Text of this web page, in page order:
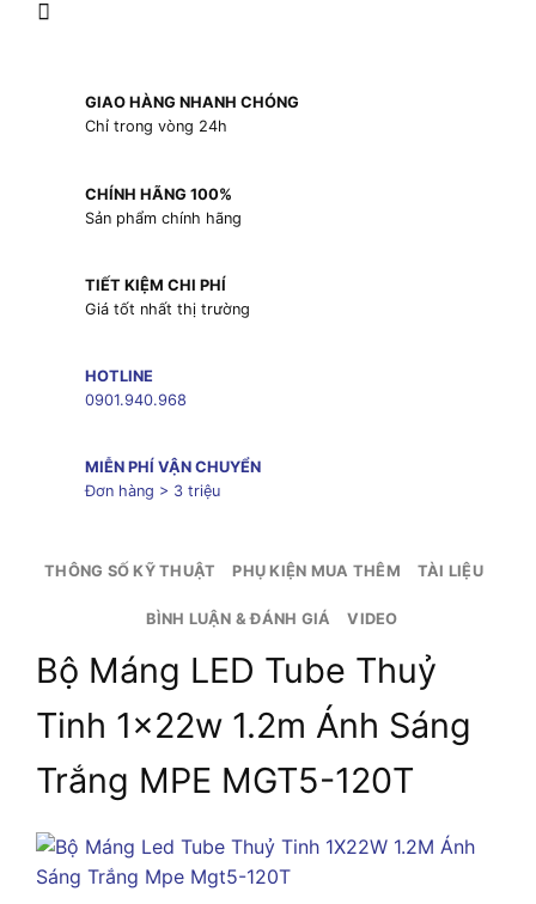
GIAO HÀNG NHANH CHÓNG
Chỉ trong vòng 24h
CHÍNH HÃNG 100%
Sản phẩm chính hãng
TIẾT KIỆM CHI PHÍ
Giá tốt nhất thị trường
HOTLINE
0901.940.968
MIỄN PHÍ VẬN CHUYỂN
Đơn hàng > 3 triệu
THÔNG SỐ KỸ THUẬT PHỤ KIỆN MUA THÊM TÀI LIỆU
BÌNH LUẬN & ĐÁNH GIÁ VIDEO
Bộ Máng LED Tube Thuỷ
Tinh 1x22w 1.2m Ánh Sáng
Trắng MPE MGT5-120T